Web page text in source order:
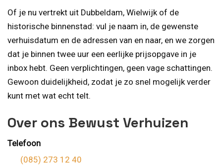
Of je nu vertrekt uit Dubbeldam, Wielwijk of de
historische binnenstad: vul je naam in, de gewenste
verhuisdatum en de adressen van en naar, en we zorgen
dat je binnen twee uur een eerlijke prijsopgave in je
inbox hebt. Geen verplichtingen, geen vage schattingen.
Gewoon duidelijkheid, zodat je zo snel mogelijk verder
kunt met wat echt telt.
Over ons Bewust Verhuizen
Telefoon
(085) 273 12 40